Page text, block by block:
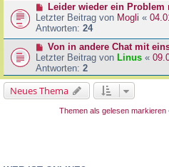
Leider wieder ein Problem
Letzter Beitrag von Mogli «
Antworten: 24
Von in andere Chat mit
Letzter Beitrag von Linus «
Antworten: 2
Neues Thema
Themen als gelesen markieren